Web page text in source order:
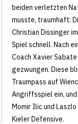
beiden verletzten
musste, traumhaft:
Christian Dissinger
Spiel schnell. Nach
Coach Xavier
gezwungen. Diese
Traumpass auf
Angriffsspiel ein, und
Momir Ilic und
Kieler Defensive.